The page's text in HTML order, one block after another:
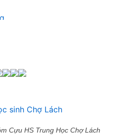
Minh
sinh Chợ Lách
Cựu HS Trung Học Chợ Lách